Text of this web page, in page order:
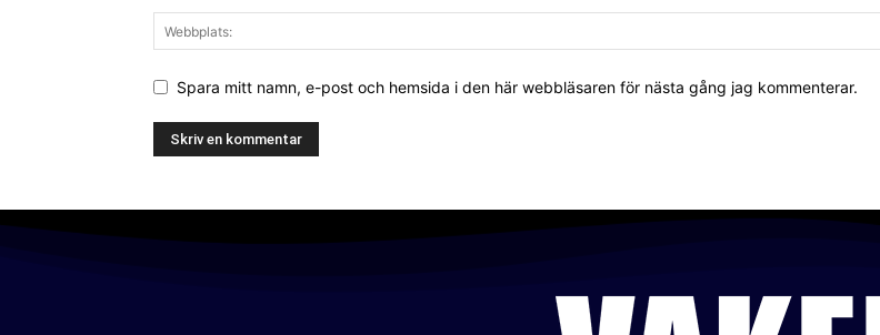
Spara mitt namn, e-post och hemsida i den här webbläsaren för nästa gång jag kommenterar.